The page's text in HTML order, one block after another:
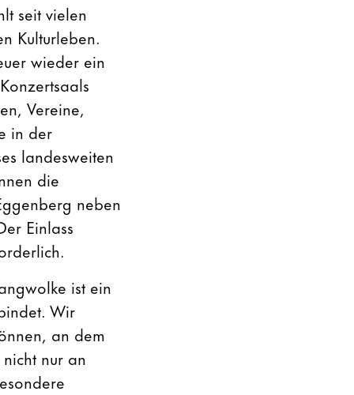
seit vielen
Kulturleben.
wieder ein
Vereine,
in der
landesweiten
die
neben
Einlass
ist ein
Wir
an dem
nur an